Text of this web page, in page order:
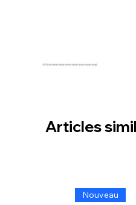
Articles
Nouveau